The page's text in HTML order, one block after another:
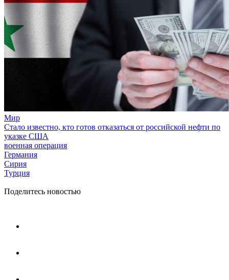
Мир
Стало известно, кто готов отказаться от российской нефти по
указке США
военная операция
Германия
Сирия
Турция
Поделитесь новостью